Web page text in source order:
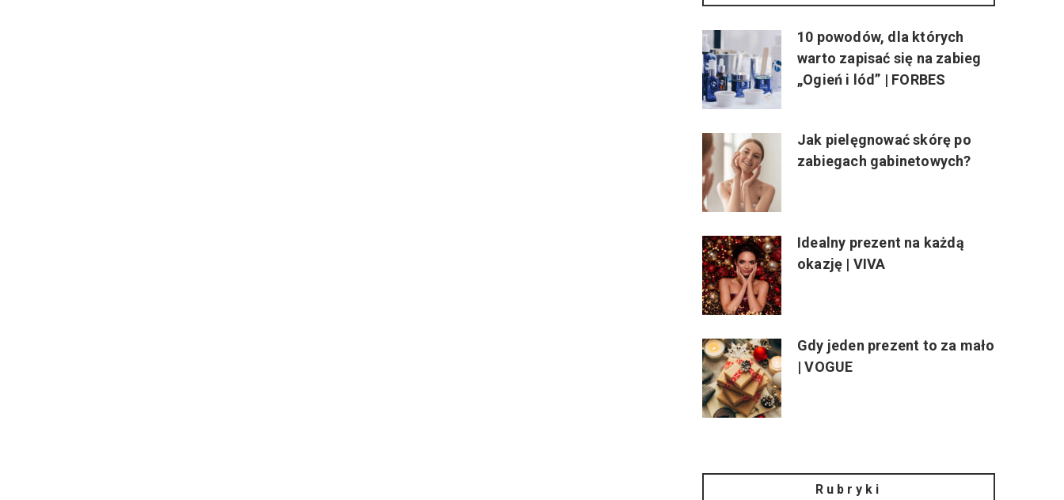
10 powodów, dla których
warto zapisać się na zabieg
„Ogień i lód” | FORBES
Jak pielęgnować skórę po
zabiegach gabinetowych?
Idealny prezent na każdą
okazję | VIVA
Gdy jeden prezent to za mało
| VOGUE
Rubryki